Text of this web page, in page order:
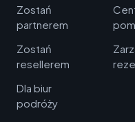
Zostań
partnerem
Zostań
resellerem
Dla biur
podróży